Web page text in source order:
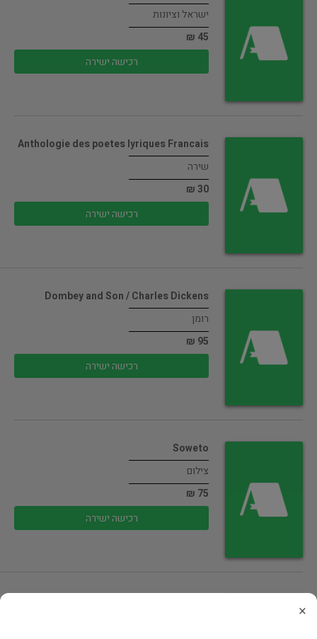
ישראל וציונות
45 ₪
רכישה ישירה
Anthologie des poetes lyriques Francais
שירה
30 ₪
רכישה ישירה
Dombey and Son / Charles Dickens
רומן
95 ₪
רכישה ישירה
Soweto
צילום
75 ₪
רכישה ישירה
×